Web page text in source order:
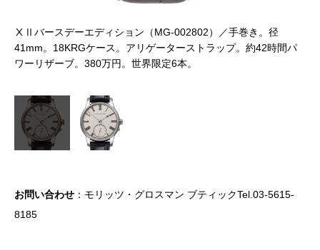
ⅩⅡバースデーエディション（MG-002802）／手巻き。径
41mm。18KRGケース。アリゲーターストラップ。約42時間パ
ワーリザーブ。380万円。世界限定6本。
お問い合わせ ：モリッツ・グロスマン ブティックTel.03-5615-
8185